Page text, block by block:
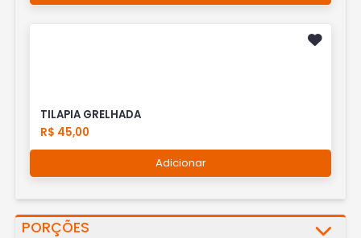
TILAPIA GRELHADA
R$ 45,00
Adicionar
PORÇÕES